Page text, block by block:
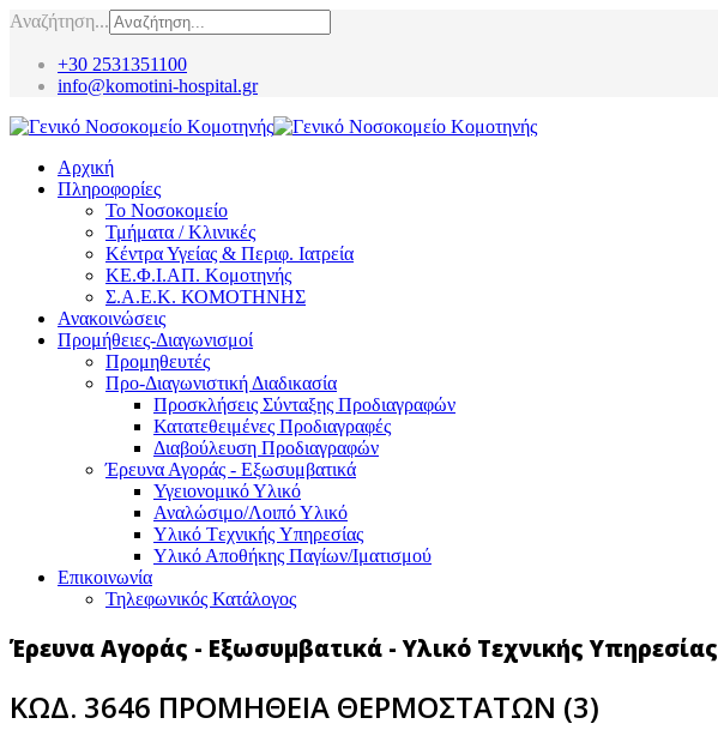
Αναζήτηση...
+30 2531351100
info@komotini-hospital.gr
Αρχική
Πληροφορίες
Το Νοσοκομείο
Τμήματα / Κλινικές
Κέντρα Υγείας & Περιφ. Ιατρεία
ΚΕ.Φ.Ι.ΑΠ. Κομοτηνής
Σ.Α.Ε.Κ. ΚΟΜΟΤΗΝΗΣ
Ανακοινώσεις
Προμήθειες-Διαγωνισμοί
Προμηθευτές
Προ-Διαγωνιστική Διαδικασία
Προσκλήσεις Σύνταξης Προδιαγραφών
Κατατεθειμένες Προδιαγραφές
Διαβούλευση Προδιαγραφών
Έρευνα Αγοράς - Εξωσυμβατικά
Υγειονομικό Υλικό
Αναλώσιμο/Λοιπό Υλικό
Υλικό Tεχνικής Yπηρεσίας
Υλικό Αποθήκης Παγίων/Ιματισμού
Επικοινωνία
Τηλεφωνικός Κατάλογος
Έρευνα Αγοράς - Εξωσυμβατικά - Υλικό Τεχνικής Υπηρεσίας
ΚΩΔ. 3646 ΠΡΟΜΗΘΕΙΑ ΘΕΡΜΟΣΤΑΤΩΝ (3)